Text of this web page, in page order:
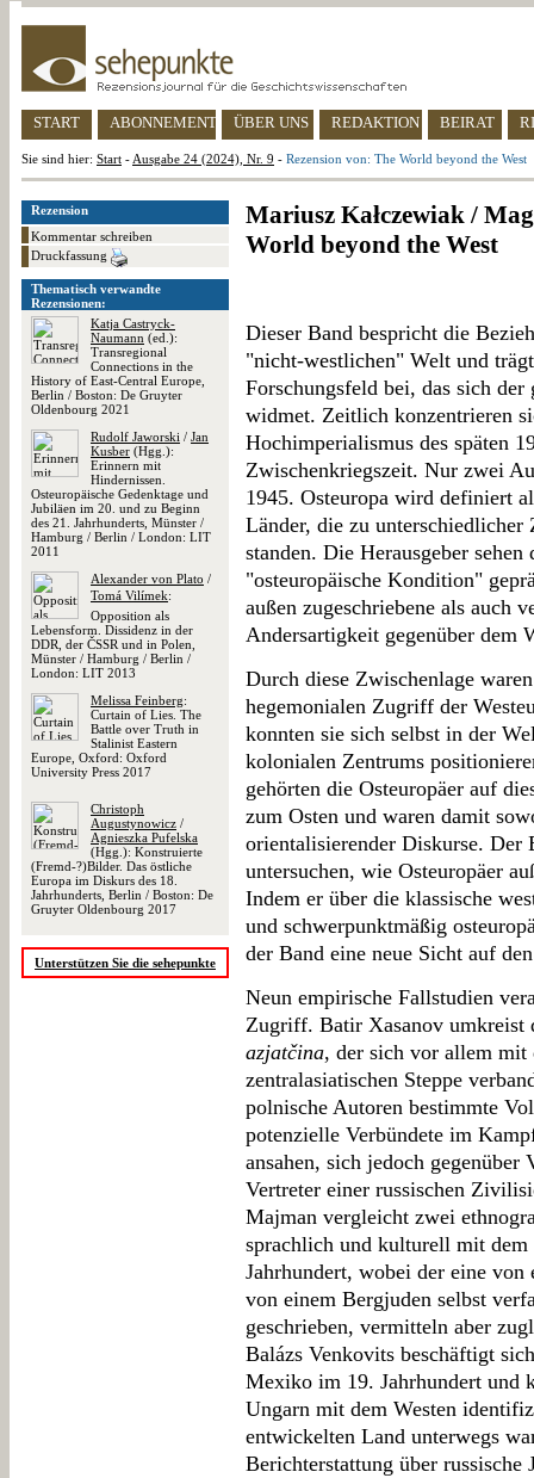
START ABONNEMENT ÜBER UNS REDAKTION BEIRAT
Sie sind hier: Start - Ausgabe 24 (2024), Nr. 9 - Rezension von: The World beyond the West
Rezension
Kommentar schreiben
Druckfassung
Thematisch verwandte
Rezensionen:
Katja Castryck-
Naumann (ed.):
Transregional
Connections in the
History of East-Central Europe,
Berlin / Boston: De Gruyter
Oldenbourg 2021
Rudolf Jaworski / Jan
Kusber (Hgg.):
Erinnern mit
Hindernissen.
Osteuropäische Gedenktage und
Jubiläen im 20. und zu Beginn
des 21. Jahrhunderts, Münster /
Hamburg / Berlin / London: LIT
2011
Alexander von Plato /
Tomá Vilímek:
Opposition als
Lebensform. Dissidenz in der
DDR, der ČSSR und in Polen,
Münster / Hamburg / Berlin /
London: LIT 2013
Melissa Feinberg:
Curtain of Lies. The
Battle over Truth in
Stalinist Eastern
Europe, Oxford: Oxford
University Press 2017
Christoph
Augustynowicz /
Agnieszka Pufelska
(Hgg.): Konstruierte
(Fremd-?)Bilder. Das östliche
Europa im Diskurs des 18.
Jahrhunderts, Berlin / Boston: De
Gruyter Oldenbourg 2017
Unterstützen Sie die sehepunkte
Mariusz Kałczewiak /
World beyond the West
Dieser Band bespricht die
"nicht-westlichen" Welt und
Forschungsfeld bei, das sich
widmet. Zeitlich konzentrieren
Hochimperialismus des späten
Zwischenkriegszeit. Nur zwei
1945. Osteuropa wird definiert
Länder, die zu unterschiedlicher
standen. Die Herausgeber
"osteuropäische Kondition"
außen zugeschriebene als auch
Andersartigkeit gegenüber dem
Durch diese Zwischenlage
hegemonialen Zugriff der
konnten sie sich selbst in der
kolonialen Zentrums
gehörten die Osteuropäer auf
zum Osten und waren damit
orientalisierender Diskurse. Der
untersuchen, wie Osteuropäer
Indem er über die klassische
und schwerpunktmäßig
der Band eine neue Sicht auf
Neun empirische Fallstudien
Zugriff. Batir Xasanov umkreist
azjatčina, der sich vor allem mit
zentralasiatischen Steppe
polnische Autoren bestimmte
potenzielle Verbündete im
ansahen, sich jedoch
Vertreter einer russischen
Majman vergleicht zwei
sprachlich und kulturell mit
Jahrhundert, wobei der eine von
von einem Bergjuden selbst
geschrieben, vermitteln aber
Balázs Venkovits beschäftigt
Mexiko im 19. Jahrhundert und
Ungarn mit dem Westen
entwickelten Land unterwegs
Berichterstattung über